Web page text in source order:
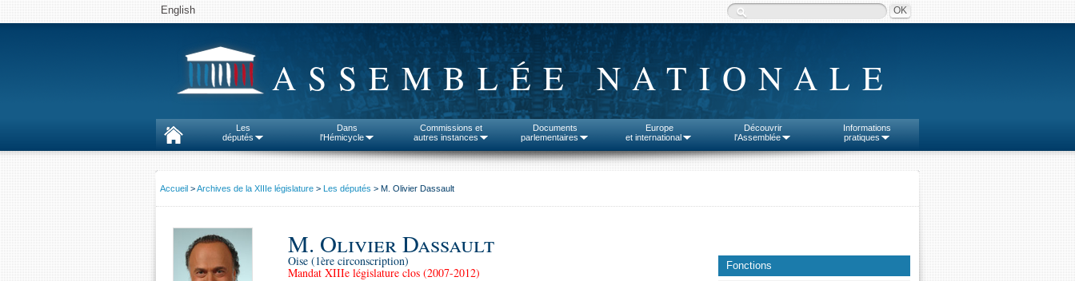
English
ASSEMBLÉE NATIONALE
Les
députés
Dans
l'Hémicycle
Commissions et
autres instances
Documents
parlementaires
Europe
et international
Découvrir
l'Assemblée
Informations
pratiques
Accueil >Archives de la XIIIe législature > Les députés > M. Olivier Dassault
M. Olivier Dassault
Oise (1ère circonscription)
Mandat XIIIe législature clos (2007-2012) Fonctions